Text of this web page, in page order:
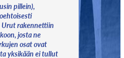
pillein),
Urut rakennettiin
josta ne
osat ovat
yksikään ei tullut